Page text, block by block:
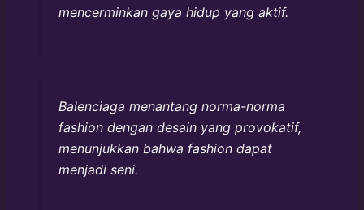
mencerminkan gaya hidup yang aktif.
Balenciaga menantang norma-norma
fashion dengan desain yang provokatif,
menunjukkan bahwa fashion dapat
menjadi seni.